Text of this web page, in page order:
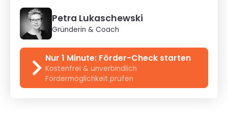
Petra Lukaschewski
Gründerin & Coach
Nur 1 Minute: Förder-Check starten
Kostenfrei & unverbindlich
Fördermöglichkeit prüfen